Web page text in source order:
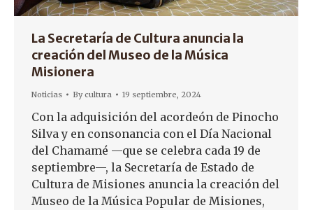
La Secretaría de Cultura anuncia la
creación del Museo de la Música
Misionera
Noticias Bycultura 19 septiembre, 2024
Con la adquisición del acordeón de Pinocho
Silva y en consonancia con el Día Nacional
del Chamamé —que se celebra cada 19 de
septiembre—, la Secretaría de Estado de
Cultura de Misiones anuncia la creación del
Museo de la Música Popular de Misiones,